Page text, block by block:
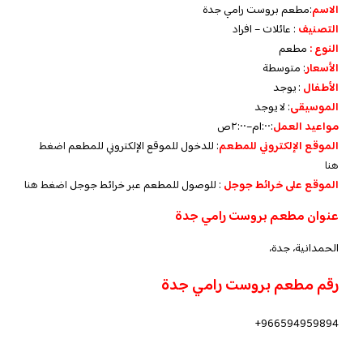
الاسم:مطعم بروست رامي جدة
التصنيف : عائلات – افراد
النوع : مطعم
الأسعار: متوسطة
الأطفال :يوجد
الموسيقى: لا يوجد
مواعيد العمل:١:٠٠م–٢:٠٠ص
الموقع الإلكتروني للمطعم: للدخول للموقع الإلكتروني للمطعماضغط
هنا
الموقع على خرائط جوجل : للوصول للمطعم عبر خرائط جوجل اضغط هنا
عنوان مطعم بروست رامي جدة
الحمدانية، جدة،
رقم مطعم بروست رامي جدة
966594959894+